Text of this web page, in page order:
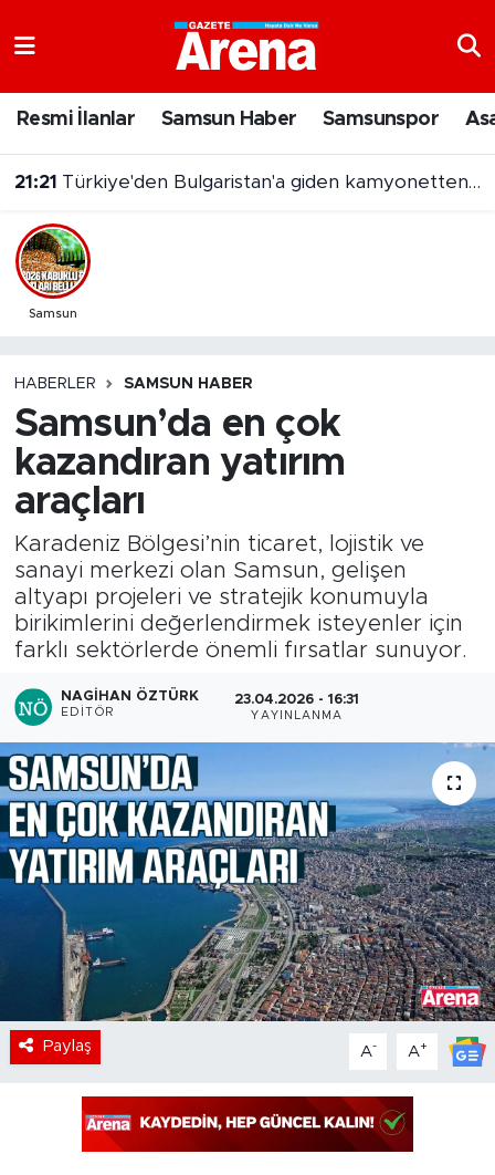
Resmi İlanlar Samsun Haber Samsunspor
21:21 Türkiye'den Bulgaristan'a giden kamyonetten 5 kilo altın çıktı
21:03 7 Ağustos 2026 On Numara sonuçları açıklandı
Samsun
HABERLER SAMSUN HABER
Samsun’da en çok
kazandıran yatırım
araçları
Karadeniz Bölgesi’nin ticaret, lojistik ve
sanayi merkezi olan Samsun, gelişen
altyapı projeleri ve stratejik konumuyla
birikimlerini değerlendirmek isteyenler için
farklı sektörlerde önemli fırsatlar sunuyor.
NAGIHAN ÖZTÜRK
EDITÖR
23.04.2026 - 16:31
YAYINLANMA
Paylaş A- A+
Samsun Namaz Vakitleri
Trafik Durumu
Süper Lig Puan Durumu ve Fikstür
Son Dakika Haberleri
Haber Arşivi